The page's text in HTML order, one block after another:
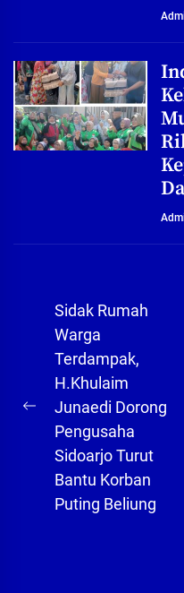
Navigasi
pos
Previous
post:
Sidak Rumah
Warga
Terdampak,
H.Khulaim
Junaedi Dorong
Pengusaha
Sidoarjo Turut
Bantu Korban
Puting Beliung